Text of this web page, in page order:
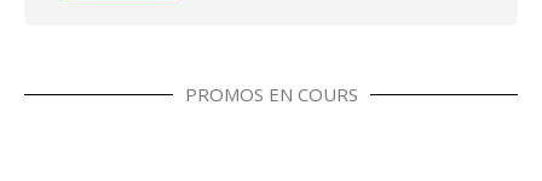
PROMOS EN COURS